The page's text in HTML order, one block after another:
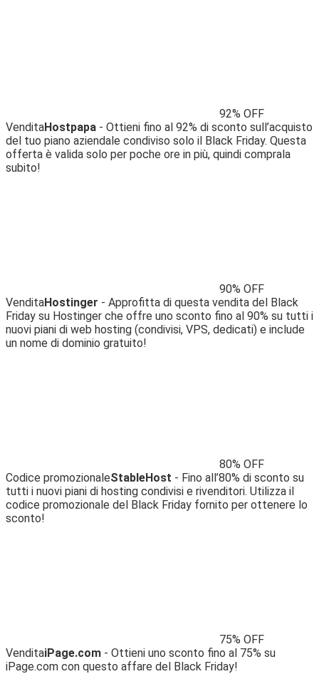
92% OFF
VenditaHostpapa - Ottieni fino al 92% di sconto sull’acquisto
del tuo piano aziendale condiviso solo il Black Friday. Questa
offerta è valida solo per poche ore in più, quindi comprala
subito!
90% OFF
VenditaHostinger - Approfitta di questa vendita del Black
Friday su Hostinger che offre uno sconto fino al 90% su tutti i
nuovi piani di web hosting (condivisi, VPS, dedicati) e include
un nome di dominio gratuito!
80% OFF
Codice promozionaleStableHost - Fino all’80% di sconto su
tutti i nuovi piani di hosting condivisi e rivenditori. Utilizza il
codice promozionale del Black Friday fornito per ottenere lo
sconto!
75% OFF
VenditaiPage.com - Ottieni uno sconto fino al 75% su
iPage.com con questo affare del Black Friday!